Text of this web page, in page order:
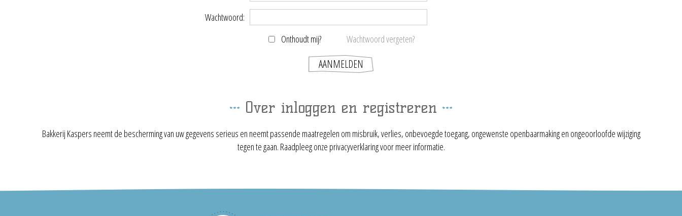
Wachtwoord:
Onthoudt mij?
Wachtwoord vergeten?
Over inloggen en registreren
Bakkerij Kaspers neemt de bescherming van uw gegevens serieus en neemt passende maatregelen om misbruik, verlies, onbevoegde toegang, ongewenste openbaarmaking en ongeoorloofde wijziging
tegen te gaan. Raadpleeg onze privacyverklaring voor meer informatie.